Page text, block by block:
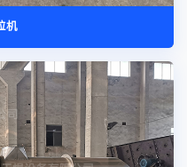
机